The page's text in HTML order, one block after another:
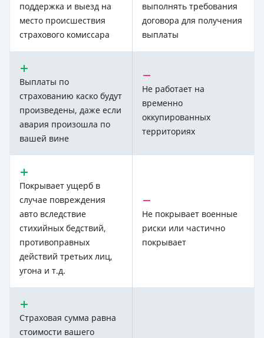
поддержка и выезд на
место происшествия
страхового комиссара
выполнять требования
договора для получения
выплаты
Выплаты по
страхованию каско будут
произведены, даже если
авария произошла по
вашей вине
Не работает на
временно
оккупированных
территориях
Покрывает ущерб в
случае повреждения
авто вследствие
стихийных бедствий,
противоправных
действий третьих лиц,
угона и т.д.
Не покрывает военные
риски или частично
покрывает
Страховая сумма равна
стоимости вашего